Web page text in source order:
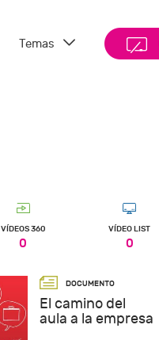
Temas
VÍDEOS 360
0
VÍDEO LIST
0
El camino del
aula a la empresa